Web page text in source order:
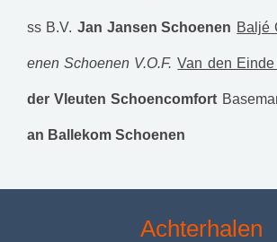
ss B.V. Jan Jansen Schoenen Baljé
enen Schoenen V.O.F. Van den
der Vleuten Schoencomfort
an Ballekom Schoenen
Achterhalen